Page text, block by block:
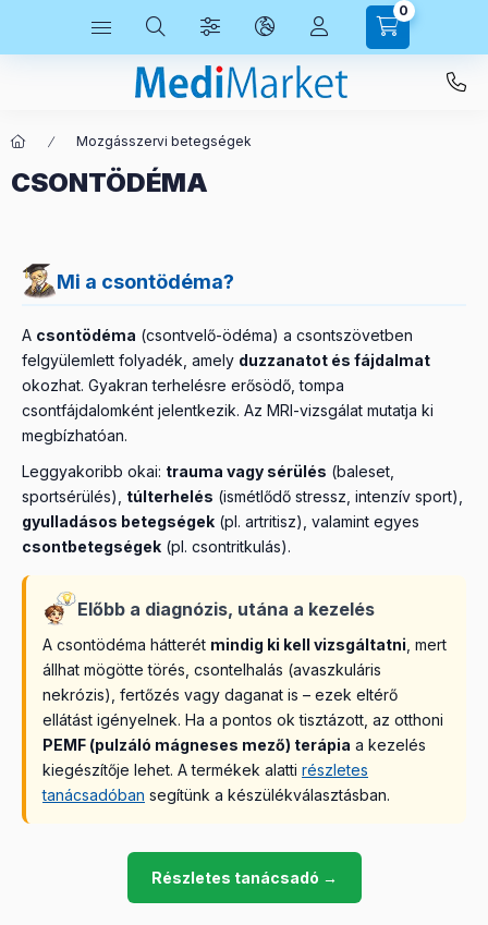
0
Mozgásszervi betegségek
CSONTÖDÉMA
Mi a csontödéma?
A csontödéma (csontvelő-ödéma) a csontszövetben
felgyülemlett folyadék, amely duzzanatot és fájdalmat
okozhat. Gyakran terhelésre erősödő, tompa
csontfájdalomként jelentkezik. Az MRI-vizsgálat mutatja ki
megbízhatóan.
Leggyakoribb okai: trauma vagy sérülés (baleset,
sportsérülés), túlterhelés (ismétlődő stressz, intenzív sport),
gyulladásos betegségek (pl. artritisz), valamint egyes
csontbetegségek (pl. csontritkulás).
Előbb a diagnózis, utána a kezelés
A csontödéma hátterét mindig ki kell vizsgáltatni , mert
állhat mögötte törés, csontelhalás (avaszkuláris
nekrózis), fertőzés vagy daganat is – ezek eltérő
ellátást igényelnek. Ha a pontos ok tisztázott, az otthoni
PEMF (pulzáló mágneses mező) terápia a kezelés
kiegészítője lehet. A termékek alatti részletes
tanácsadóban segítünk a készülékválasztásban.
Részletes tanácsadó →